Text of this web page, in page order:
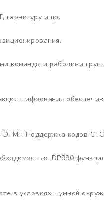
гарнитуру и пр.
команды и рабочими
шифрования
Поддержка кодов
DP990
в условиях шумной